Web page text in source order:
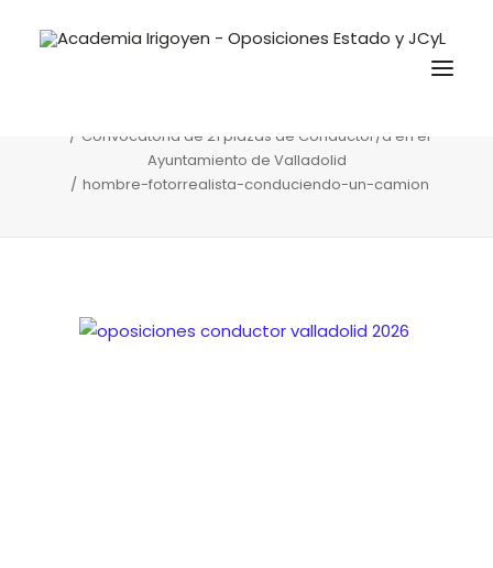
Oposiciones
Contacto
hombre-fotorrealista-conduciendo-un-
Convocatoria de 21 plazas de Conductor/a en el
Ayuntamiento de Valladolid
hombre-fotorrealista-conduciendo-un-camion